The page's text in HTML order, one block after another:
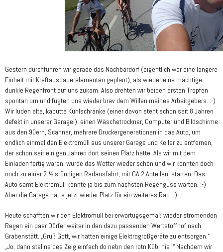
Gestern durchfuhren wir gerade das Nachbardorf (eigentlich war eine längere
Einheit mit Kraftausdauerelementen geplant), als wieder eine mächtige
dunkle Regenfront auf uns zukam. Also drehten wir beiden ersten Tropfen
spontan um und fügten uns wieder brav dem Willen meines Arbeitgebers. :-)
Wir luden alte, kaputte Kühlschränke (einer davon steht schon seit 8 Jahren
defekt in unserer Garage!), einen Wäschetrockner, Computer und Bildschirme
aus den 90ern, Scanner, mehrere Druckergenerationen in das Auto, um
endlich einmal den Elektromüll aus unserer Garage und Keller zu entfernen,
der schon seit einigen Jahren dort seinen Platz hatte. Als wir mit dem
Einladen fertig waren, wurde das Wetter wieder schön und wir konnten doch
noch zu einer 2 ½ stündigen Radausfahrt, mit GA 2 Anteilen, starten. Das
Auto samt Elektromüll konnte ja bis zum nächsten Regenguss warten. :-)
Aber die Garage hätte jetzt wieder Platz für ein weiteres Rad :-)
Heute schafften wir den Elektromüll bei erwartugsgemäß wieder strömenden
Regen ein paar Dörfer weiter in den dazu passenden Wertstoffhof nach
Grabenstätt. „Grüß Gott, wir hätten einige Elektrogroßgeräte zu entsorgen.“
„Jo, dann stellns des Zeig einfach do nebn den rotn Kübl hie !“ Nachdem wir